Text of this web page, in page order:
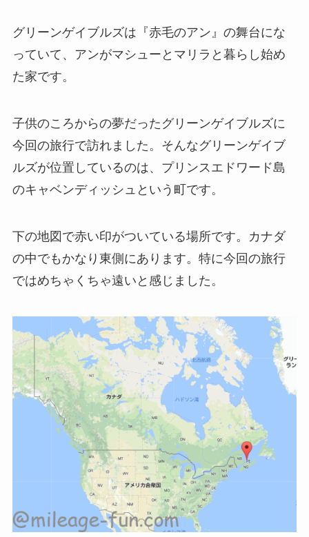
グリーンゲイブルズは『赤毛のアン』の舞台にな
っていて、アンがマシューとマリラと暮らし始め
た家です。
子供のころからの夢だったグリーンゲイブルズに
今回の旅行で訪れました。そんなグリーンゲイブ
ルズが位置しているのは、プリンスエドワード島
のキャベンディッシュという町です。
下の地図で赤い印がついている場所です。カナダ
の中でもかなり東側にあります。特に今回の旅行
ではめちゃくちゃ遠いと感じました。